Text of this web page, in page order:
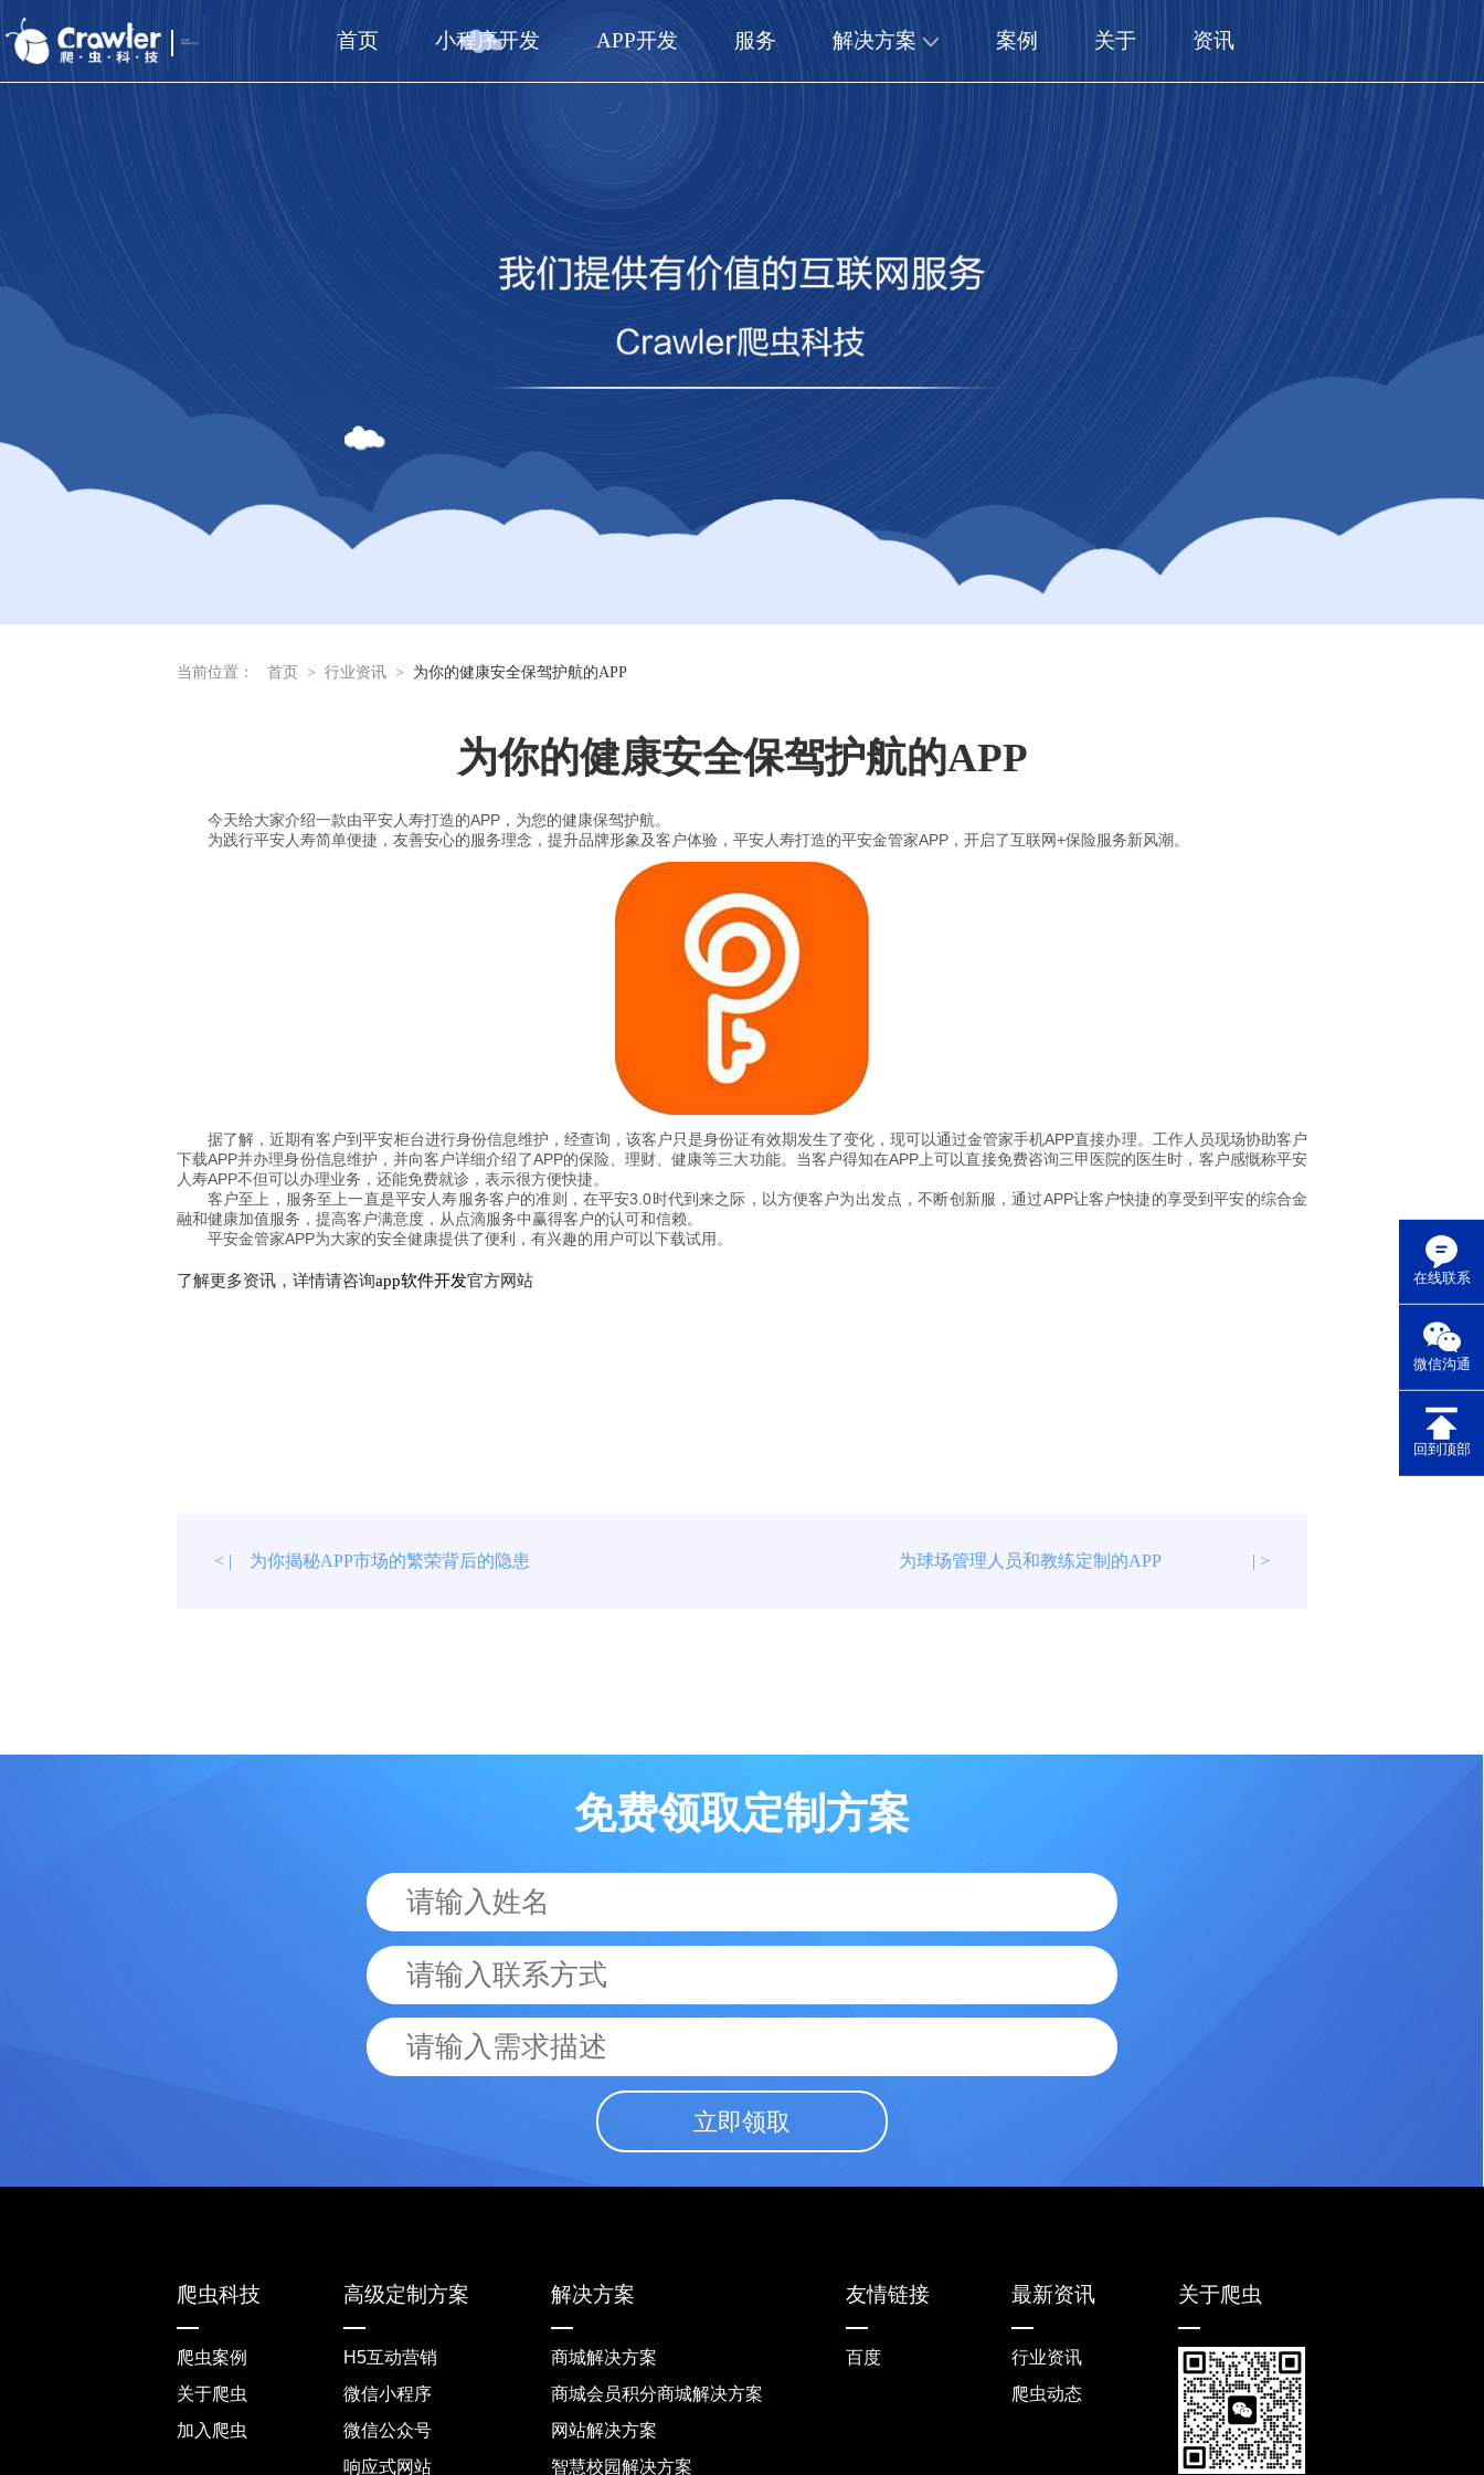
首页 小程序开发 APP开发 服务 解决方案 案例 关于 资讯
在线联系
微信沟通
回到顶部
当前位置： 首页 > 行业资讯 > 为你的健康安全保驾护航的APP
为你的健康安全保驾护航的APP
今天给大家介绍一款由平安人寿打造的APP，为您的健康保驾护航。
为践行平安人寿简单便捷，友善安心的服务理念，提升品牌形象及客户体验，平安人寿打造的平安金管家APP，开启了互联网+保险服务新风潮。
据了解，近期有客户到平安柜台进行身份信息维护，经查询，该客户只是身份证有效期发生了变化，现可以通过金管家手机APP直接办理。工作人员现场协助客户
下载APP并办理身份信息维护，并向客户详细介绍了APP的保险、理财、健康等三大功能。当客户得知在APP上可以直接免费咨询三甲医院的医生时，客户感慨称平安
人寿APP不但可以办理业务，还能免费就诊，表示很方便快捷。
客户至上，服务至上一直是平安人寿服务客户的准则，在平安3.0时代到来之际，以方便客户为出发点，不断创新服，通过APP让客户快捷的享受到平安的综合金
融和健康加值服务，提高客户满意度，从点滴服务中赢得客户的认可和信赖。
平安金管家APP为大家的安全健康提供了便利，有兴趣的用户可以下载试用。
了解更多资讯，详情请咨询app软件开发官方网站
< | 为你揭秘APP市场的繁荣背后的隐患 为球场管理人员和教练定制的APP | >
免费领取定制方案
立即领取
爬虫科技
爬虫案例
关于爬虫
加入爬虫
高级定制方案
H5互动营销
微信小程序
微信公众号
响应式网站
解决方案
商城解决方案
商城会员积分商城解决方案
网站解决方案
智慧校园解决方案
友情链接
百度
最新资讯
行业资讯
爬虫动态
关于爬虫